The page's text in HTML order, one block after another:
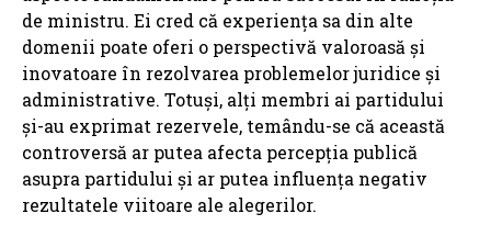
de ministru. Ei cred că experiența sa din alte
domenii poate oferi o perspectivă valoroasă și
inovatoare în rezolvarea problemelor juridice și
administrative. Totuși, alți membri ai partidului
și-au exprimat rezervele, temându-se că această
controversă ar putea afecta percepția publică
asupra partidului și ar putea influența negativ
rezultatele viitoare ale alegerilor.